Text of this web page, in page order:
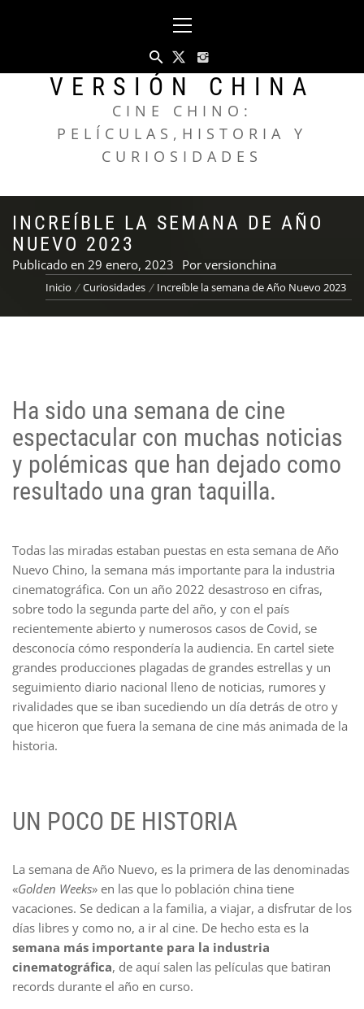
principal
VERSIÓN CHINA
CINE CHINO:
PELÍCULAS,HISTORIA Y
CURIOSIDADES
INCREÍBLE LA SEMANA DE AÑO
NUEVO 2023
Publicado en 29 enero, 2023 Por versionchina
Inicio Curiosidades Increíble la semana de Año Nuevo 2023
Ha sido una semana de cine
espectacular con muchas noticias
y polémicas que han dejado como
resultado una gran taquilla.
Todas las miradas estaban puestas en esta semana de Año
Nuevo Chino, la semana más importante para la industria
cinematográfica. Con un año 2022 desastroso en cifras,
sobre todo la segunda parte del año, y con el país
recientemente abierto y numerosos casos de Covid, se
desconocía cómo respondería la audiencia. En cartel siete
grandes producciones plagadas de grandes estrellas y un
seguimiento diario nacional lleno de noticias, rumores y
rivalidades que se iban sucediendo un día detrás de otro y
que hiceron que fuera la semana de cine más animada de la
historia.
UN POCO DE HISTORIA
La semana de Año Nuevo, es la primera de las denominadas
«Golden Weeks» en las que lo población china tiene
vacaciones. Se dedican a la familia, a viajar, a disfrutar de los
días libres y como no, a ir al cine. De hecho esta es la
semana más importante para la industria
cinematográfica, de aquí salen las películas que batiran
records durante el año en curso.